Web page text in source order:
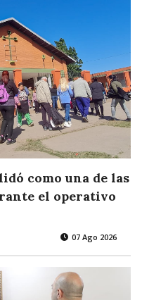
como una de las
el operativo
07 Ago 2026